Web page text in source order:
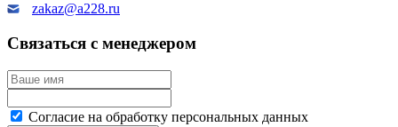
zakaz@a228.ru
Связаться с менеджером
Согласие на обработку персональных данных